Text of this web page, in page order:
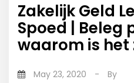
Zakelijk Geld
Spoed | Beleg
waarom is het
May 23, 2020 - By